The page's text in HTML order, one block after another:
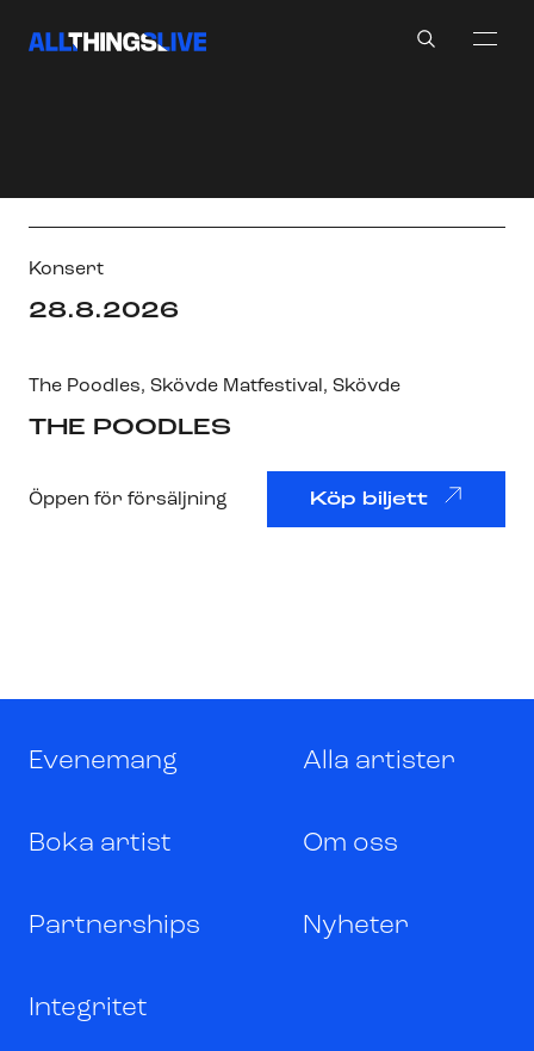
Konsert
28.8.2026
The Poodles, Skövde Matfestival , Skövde
THE POODLES
Öppen för försäljning Köp biljett
Evenemang Alla artister
Boka artist Om oss
Partnerships Nyheter
Integritet